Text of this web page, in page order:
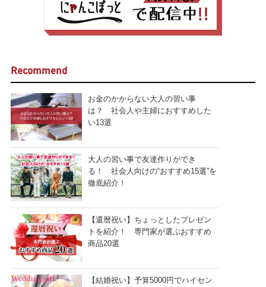
Recommend
お金のかからない大人の習い事
は？ 社会人や主婦におすすめした
い13選
大人の習い事で友達作りができ
る！ 社会人向けの“おすすめ15選”を
徹底紹介！
【還暦祝い】ちょっとしたプレゼン
トを紹介！ 専門家が選ぶおすすめ
商品20選
【結婚祝い】予算5000円でハイセン